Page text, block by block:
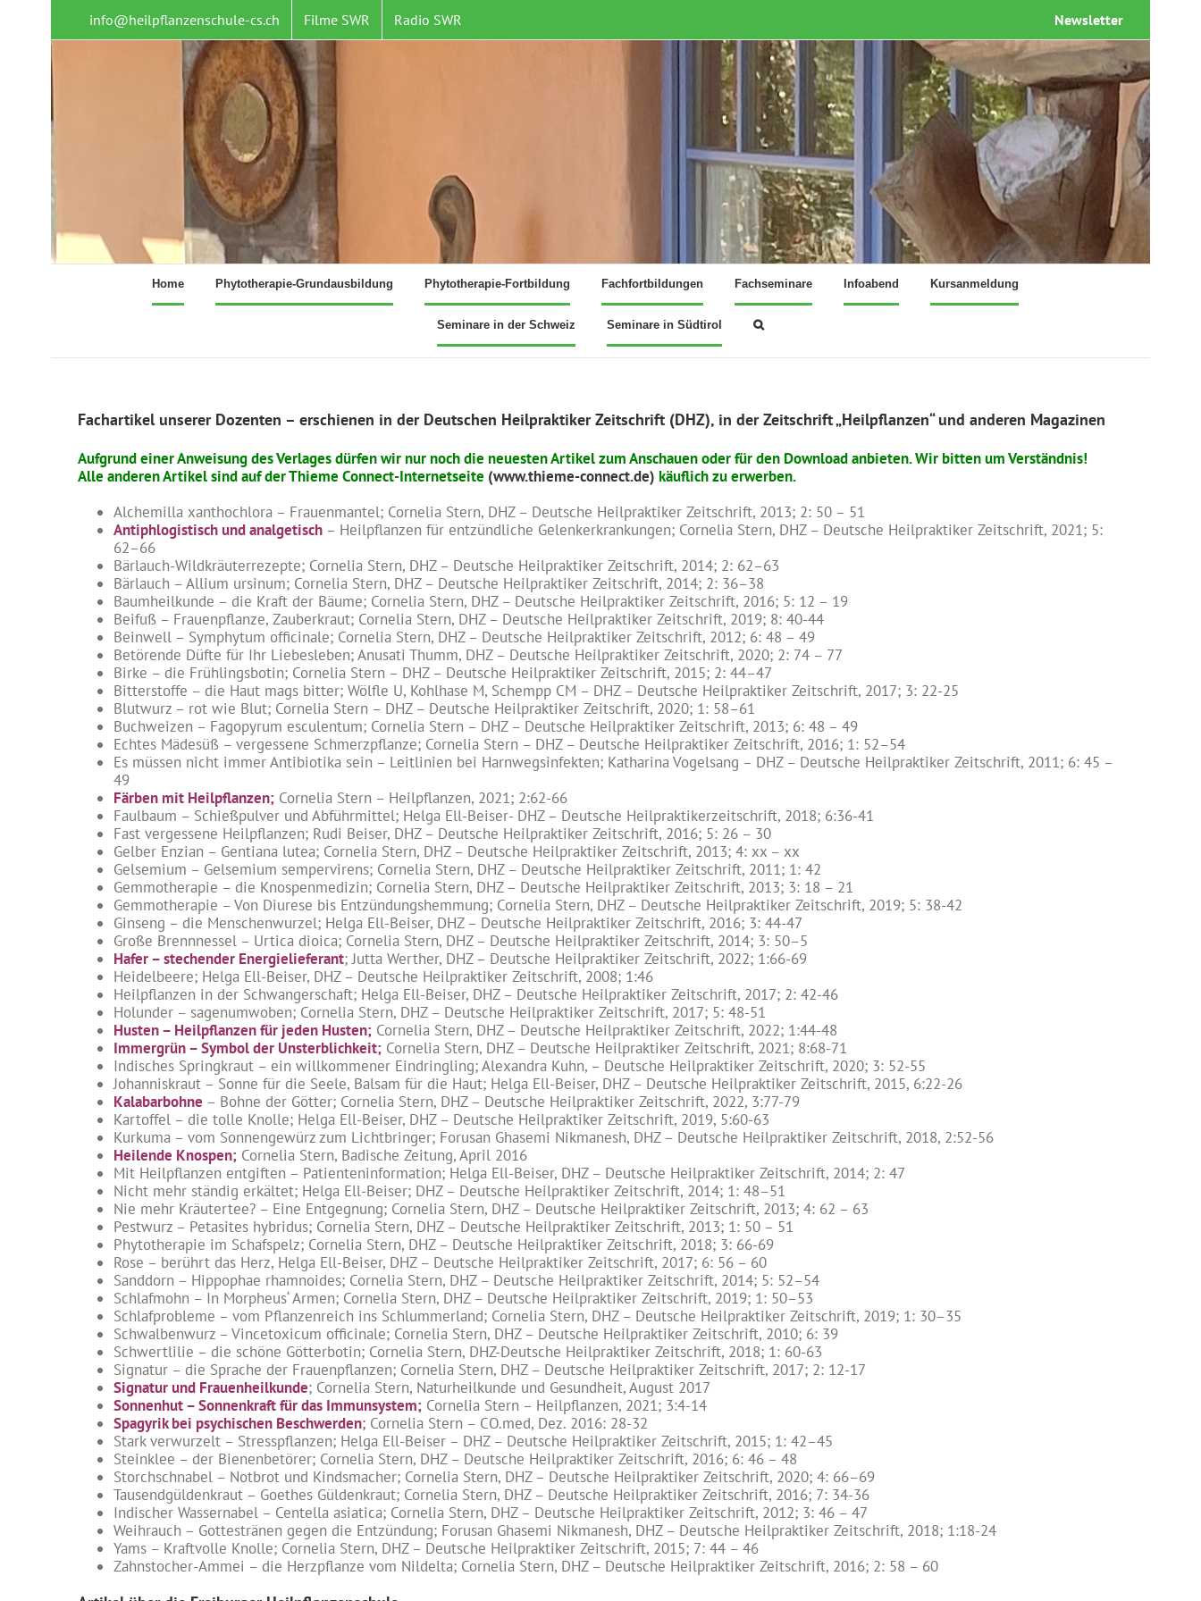
springen
info@heilpflanzenschule-cs.ch Filme SWR Radio SWR Newsletter
Home Phytotherapie-Grundausbildung Phytotherapie-Fortbildung Fachfortbildungen Fachseminare Infoabend Kursanmeldung
Seminare in der Schweiz Seminare in Südtirol
Fachartikel unserer Dozenten – erschienen in der Deutschen Heilpraktiker Zeitschrift (DHZ), in der Zeitschrift „Heilpflanzen“ und anderen Magazinen
Aufgrund einer Anweisung des Verlages dürfen wir nur noch die neuesten Artikel zum Anschauen oder für den Download anbieten. Wir bitten um Verständnis!
Alle anderen Artikel sind auf der Thieme Connect-Internetseite (www.thieme-connect.de) käuflich zu erwerben.
Alchemilla xanthochlora – Frauenmantel; Cornelia Stern, DHZ – Deutsche Heilpraktiker Zeitschrift, 2013; 2: 50 – 51
Antiphlogistisch und analgetisch – Heilpflanzen für entzündliche Gelenkerkrankungen; Cornelia Stern, DHZ – Deutsche Heilpraktiker Zeitschrift, 2021; 5:
62–66
Bärlauch-Wildkräuterrezepte; Cornelia Stern, DHZ – Deutsche Heilpraktiker Zeitschrift, 2014; 2: 62–63
Bärlauch – Allium ursinum; Cornelia Stern, DHZ – Deutsche Heilpraktiker Zeitschrift, 2014; 2: 36–38
Baumheilkunde – die Kraft der Bäume; Cornelia Stern, DHZ – Deutsche Heilpraktiker Zeitschrift, 2016; 5: 12 – 19
Beifuß – Frauenpflanze, Zauberkraut; Cornelia Stern, DHZ – Deutsche Heilpraktiker Zeitschrift, 2019; 8: 40-44
Beinwell – Symphytum officinale; Cornelia Stern, DHZ – Deutsche Heilpraktiker Zeitschrift, 2012; 6: 48 – 49
Betörende Düfte für Ihr Liebesleben; Anusati Thumm, DHZ – Deutsche Heilpraktiker Zeitschrift, 2020; 2: 74 – 77
Birke – die Frühlingsbotin; Cornelia Stern – DHZ – Deutsche Heilpraktiker Zeitschrift, 2015; 2: 44–47
Bitterstoffe – die Haut mags bitter; Wölfle U, Kohlhase M, Schempp CM – DHZ – Deutsche Heilpraktiker Zeitschrift, 2017; 3: 22-25
Blutwurz – rot wie Blut; Cornelia Stern – DHZ – Deutsche Heilpraktiker Zeitschrift, 2020; 1: 58–61
Buchweizen – Fagopyrum esculentum; Cornelia Stern – DHZ – Deutsche Heilpraktiker Zeitschrift, 2013; 6: 48 – 49
Echtes Mädesüß – vergessene Schmerzpflanze; Cornelia Stern – DHZ – Deutsche Heilpraktiker Zeitschrift, 2016; 1: 52–54
Es müssen nicht immer Antibiotika sein – Leitlinien bei Harnwegsinfekten; Katharina Vogelsang – DHZ – Deutsche Heilpraktiker Zeitschrift, 2011; 6: 45 –
49
Färben mit Heilpflanzen; Cornelia Stern – Heilpflanzen, 2021; 2:62-66
Faulbaum – Schießpulver und Abführmittel; Helga Ell-Beiser- DHZ – Deutsche Heilpraktikerzeitschrift, 2018; 6:36-41
Fast vergessene Heilpflanzen; Rudi Beiser, DHZ – Deutsche Heilpraktiker Zeitschrift, 2016; 5: 26 – 30
Gelber Enzian – Gentiana lutea; Cornelia Stern, DHZ – Deutsche Heilpraktiker Zeitschrift, 2013; 4: xx – xx
Gelsemium – Gelsemium sempervirens; Cornelia Stern, DHZ – Deutsche Heilpraktiker Zeitschrift, 2011; 1: 42
Gemmotherapie – die Knospenmedizin; Cornelia Stern, DHZ – Deutsche Heilpraktiker Zeitschrift, 2013; 3: 18 – 21
Gemmotherapie – Von Diurese bis Entzündungshemmung; Cornelia Stern, DHZ – Deutsche Heilpraktiker Zeitschrift, 2019; 5: 38-42
Ginseng – die Menschenwurzel; Helga Ell-Beiser, DHZ – Deutsche Heilpraktiker Zeitschrift, 2016; 3: 44-47
Große Brennnessel – Urtica dioica; Cornelia Stern, DHZ – Deutsche Heilpraktiker Zeitschrift, 2014; 3: 50–5
Hafer – stechender Energielieferant; Jutta Werther, DHZ – Deutsche Heilpraktiker Zeitschrift, 2022; 1:66-69
Heidelbeere; Helga Ell-Beiser, DHZ – Deutsche Heilpraktiker Zeitschrift, 2008; 1:46
Heilpflanzen in der Schwangerschaft; Helga Ell-Beiser, DHZ – Deutsche Heilpraktiker Zeitschrift, 2017; 2: 42-46
Holunder – sagenumwoben; Cornelia Stern, DHZ – Deutsche Heilpraktiker Zeitschrift, 2017; 5: 48-51
Husten – Heilpflanzen für jeden Husten; Cornelia Stern, DHZ – Deutsche Heilpraktiker Zeitschrift, 2022; 1:44-48
Immergrün – Symbol der Unsterblichkeit; Cornelia Stern, DHZ – Deutsche Heilpraktiker Zeitschrift, 2021; 8:68-71
Indisches Springkraut – ein willkommener Eindringling; Alexandra Kuhn, – Deutsche Heilpraktiker Zeitschrift, 2020; 3: 52-55
Johanniskraut – Sonne für die Seele, Balsam für die Haut; Helga Ell-Beiser, DHZ – Deutsche Heilpraktiker Zeitschrift, 2015, 6:22-26
Kalabarbohne – Bohne der Götter; Cornelia Stern, DHZ – Deutsche Heilpraktiker Zeitschrift, 2022, 3:77-79
Kartoffel – die tolle Knolle; Helga Ell-Beiser, DHZ – Deutsche Heilpraktiker Zeitschrift, 2019, 5:60-63
Kurkuma – vom Sonnengewürz zum Lichtbringer; Forusan Ghasemi Nikmanesh, DHZ – Deutsche Heilpraktiker Zeitschrift, 2018, 2:52-56
Heilende Knospen; Cornelia Stern, Badische Zeitung, April 2016
Mit Heilpflanzen entgiften – Patienteninformation; Helga Ell-Beiser, DHZ – Deutsche Heilpraktiker Zeitschrift, 2014; 2: 47
Nicht mehr ständig erkältet; Helga Ell-Beiser; DHZ – Deutsche Heilpraktiker Zeitschrift, 2014; 1: 48–51
Nie mehr Kräutertee? – Eine Entgegnung; Cornelia Stern, DHZ – Deutsche Heilpraktiker Zeitschrift, 2013; 4: 62 – 63
Pestwurz – Petasites hybridus; Cornelia Stern, DHZ – Deutsche Heilpraktiker Zeitschrift, 2013; 1: 50 – 51
Phytotherapie im Schafspelz; Cornelia Stern, DHZ – Deutsche Heilpraktiker Zeitschrift, 2018; 3: 66-69
Rose – berührt das Herz, Helga Ell-Beiser, DHZ – Deutsche Heilpraktiker Zeitschrift, 2017; 6: 56 – 60
Sanddorn – Hippophae rhamnoides; Cornelia Stern, DHZ – Deutsche Heilpraktiker Zeitschrift, 2014; 5: 52–54
Schlafmohn – In Morpheus‘ Armen; Cornelia Stern, DHZ – Deutsche Heilpraktiker Zeitschrift, 2019; 1: 50–53
Schlafprobleme – vom Pflanzenreich ins Schlummerland; Cornelia Stern, DHZ – Deutsche Heilpraktiker Zeitschrift, 2019; 1: 30–35
Schwalbenwurz – Vincetoxicum officinale; Cornelia Stern, DHZ – Deutsche Heilpraktiker Zeitschrift, 2010; 6: 39
Schwertlilie – die schöne Götterbotin; Cornelia Stern, DHZ-Deutsche Heilpraktiker Zeitschrift, 2018; 1: 60-63
Signatur – die Sprache der Frauenpflanzen; Cornelia Stern, DHZ – Deutsche Heilpraktiker Zeitschrift, 2017; 2: 12-17
Signatur und Frauenheilkunde; Cornelia Stern, Naturheilkunde und Gesundheit, August 2017
Sonnenhut – Sonnenkraft für das Immunsystem; Cornelia Stern – Heilpflanzen, 2021; 3:4-14
Spagyrik bei psychischen Beschwerden; Cornelia Stern – CO.med, Dez. 2016: 28-32
Stark verwurzelt – Stresspflanzen; Helga Ell-Beiser – DHZ – Deutsche Heilpraktiker Zeitschrift, 2015; 1: 42–45
Steinklee – der Bienenbetörer; Cornelia Stern, DHZ – Deutsche Heilpraktiker Zeitschrift, 2016; 6: 46 – 48
Storchschnabel – Notbrot und Kindsmacher; Cornelia Stern, DHZ – Deutsche Heilpraktiker Zeitschrift, 2020; 4: 66–69
Tausendgüldenkraut – Goethes Güldenkraut; Cornelia Stern, DHZ – Deutsche Heilpraktiker Zeitschrift, 2016; 7: 34-36
Indischer Wassernabel – Centella asiatica; Cornelia Stern, DHZ – Deutsche Heilpraktiker Zeitschrift, 2012; 3: 46 – 47
Weihrauch – Gottestränen gegen die Entzündung; Forusan Ghasemi Nikmanesh, DHZ – Deutsche Heilpraktiker Zeitschrift, 2018; 1:18-24
Yams – Kraftvolle Knolle; Cornelia Stern, DHZ – Deutsche Heilpraktiker Zeitschrift, 2015; 7: 44 – 46
Zahnstocher-Ammei – die Herzpflanze vom Nildelta; Cornelia Stern, DHZ – Deutsche Heilpraktiker Zeitschrift, 2016; 2: 58 – 60